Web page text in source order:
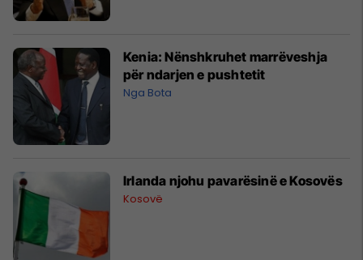
Kenia: Nënshkruhet marrëveshja
për ndarjen e pushtetit
Nga Bota
Irlanda njohu pavarësinë e Kosovës
Kosovë